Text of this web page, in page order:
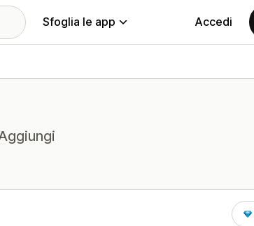
Sfoglia le app Accedi